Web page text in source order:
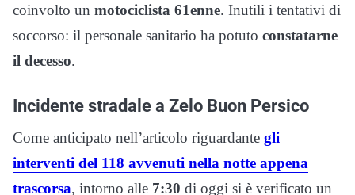
coinvolto un motociclista 61enne. Inutili i tentativi di
soccorso: il personale sanitario ha potuto constatarne
il decesso.
Incidente stradale a Zelo Buon Persico
Come anticipato nell’articolo riguardante gli
interventi del 118 avvenuti nella notte appena
trascorsa, intorno alle 7:30 di oggi si è verificato un